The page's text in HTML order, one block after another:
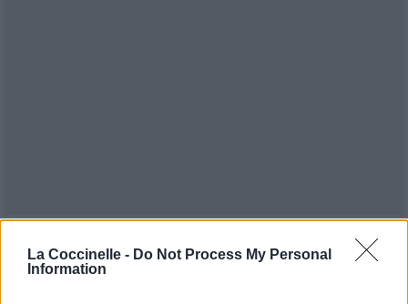
La Coccinelle - Do Not Process My Personal
Information
Publié par Visa 247895 5 5 7 le 30 janvier 2019 à
7h48.